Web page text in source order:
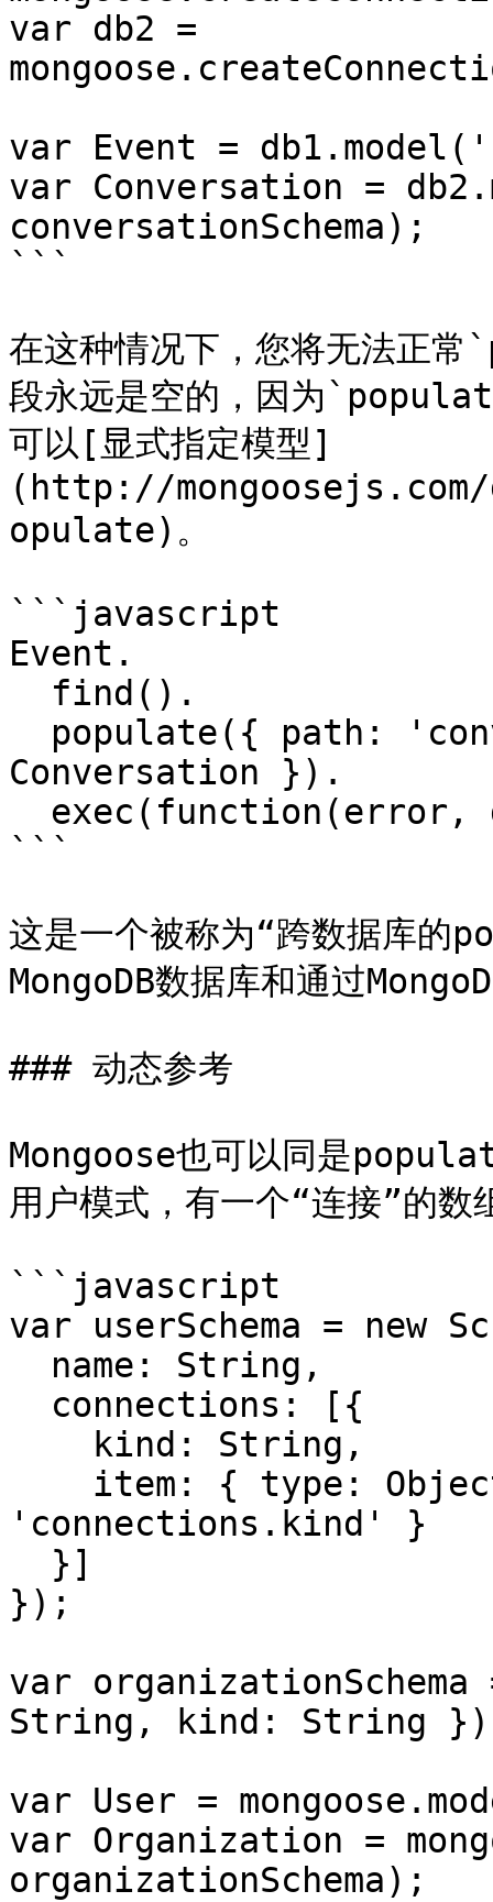
var db2 =
var Event =
var Conversation =
conversationSchema);
```
在这种情况下，您将无法
段永远是空的，因为
可以[显式指定模型]
(http://
opulate)。
```javascript
Event.
Conversation }).
```
这是一个被称为“跨数据库
MongoDB数据库和通过
### 动态参考
Mongoose也可以同是
用户模式，有一个“连接”的
```javascript
var userSchema = new
'connections.kind' }
});
var organizationSchema
String, kind: String
var User =
var Organization =
organizationSchema);